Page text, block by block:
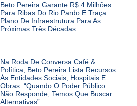
Beto Pereira Garante R$ 4 Milhões
Para Ribas Do Rio Pardo E Traça
Plano De Infraestrutura Para As
Próximas Três Décadas
Na Roda De Conversa Café &
Política, Beto Pereira Lista Recursos
Às Entidades Sociais, Hospitais E
Obras: “Quando O Poder Público
Não Responde, Temos Que Buscar
Alternativas”